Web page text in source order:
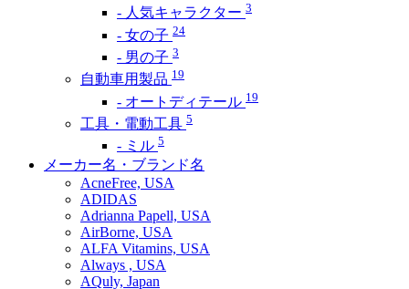
- 人気キャラクター 3
- 女の子 24
- 男の子 3
自動車用製品 19
- オートディテール 19
工具・電動工具 5
- ミル 5
メーカー名・ブランド名
AcneFree, USA
ADIDAS
Adrianna Papell, USA
AirBorne, USA
ALFA Vitamins, USA
Always , USA
AQuly, Japan